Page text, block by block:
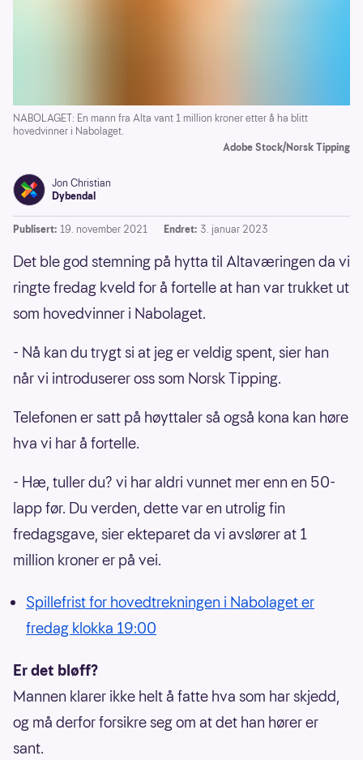
NABOLAGET: En mann fra Alta vant 1 million kroner etter å ha blitt
hovedvinner i Nabolaget.
Adobe Stock/Norsk Tipping
Jon Christian
Dybendal
Publisert: 19. november 2021 Endret: 3. januar 2023
Det ble god stemning på hytta til Altaværingen da vi
ringte fredag kveld for å fortelle at han var trukket ut
som hovedvinner i Nabolaget.
- Nå kan du trygt si at jeg er veldig spent, sier han
når vi introduserer oss som Norsk Tipping.
Telefonen er satt på høyttaler så også kona kan høre
hva vi har å fortelle.
- Hæ, tuller du? vi har aldri vunnet mer enn en 50-
lapp før. Du verden, dette var en utrolig fin
fredagsgave, sier ekteparet da vi avslører at 1
million kroner er på vei.
Spillefrist for hovedtrekningen i Nabolaget er
fredag klokka 19:00
Er det bløff?
Mannen klarer ikke helt å fatte hva som har skjedd,
og må derfor forsikre seg om at det han hører er
sant.